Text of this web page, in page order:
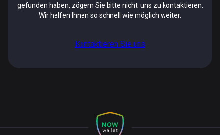
gefunden haben, zögern Sie bitte nicht, uns zu kontaktieren.
Wir helfen Ihnen so schnell wie möglich weiter.
Kontaktieren Sie uns